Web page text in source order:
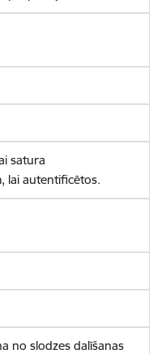
satura
lai autentificētos.
no slodzes dalīšanas